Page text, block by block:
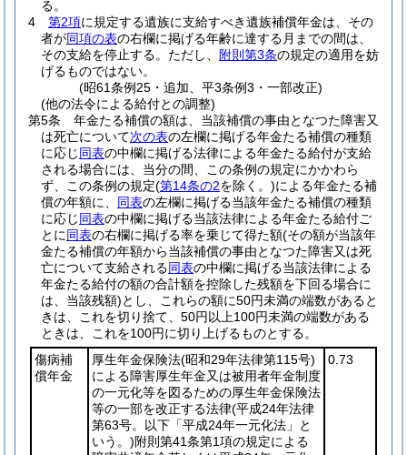
る。
4
第2項に規定する遺族に支給すべき遺族補償年金は、その
者が同項の表の右欄に掲げる年齢に達する月までの間は、
その支給を停止する。 ただし、 附則第3条の規定の適用を妨
げるものではない。
(昭61条例25・追加、平3条例3・一部改正)
(他の法令による給付との調整)
第5条
年金たる補償の額は、当該補償の事由となつた障害又
は死亡について次の表の左欄に掲げる年金たる補償の種類
に応じ同表の中欄に掲げる法律による年金たる給付が支給
される場合には、当分の間、この条例の規定にかかわら
ず、この条例の規定(第14条の2を除く。)による年金たる補
償の年額に、 同表の左欄に掲げる当該年金たる補償の種類
に応じ同表の中欄に掲げる当該法律による年金たる給付ご
とに同表の右欄に掲げる率を乗じて得た額(その額が当該年
金たる補償の年額から当該補償の事由となつた障害又は死
亡について支給される同表の中欄に掲げる当該法律による
年金たる給付の額の合計額を控除した残額を下回る場合に
は、当該残額)とし、これらの額に50円未満の端数があると
きは、これを切り捨て、50円以上100円未満の端数がある
ときは、これを100円に切り上げるものとする。
傷病補
償年金
厚生年金保険法(昭和29年法律第115号)
による障害厚生年金又は被用者年金制度
の一元化等を図るための厚生年金保険法
等の一部を改正する法律(平成24年法律
第63号。以下「平成24年一元化法」と
いう。)附則第41条第1項の規定による
0.73